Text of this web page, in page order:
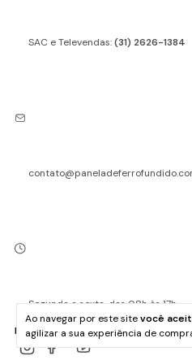
Ao navegar por este sitevocê
agilizar a sua experiência de
SAC e Televendas:(31) 2626-1384
Segunda a sexta, das 08h às 17h
REDE SOCIAIS